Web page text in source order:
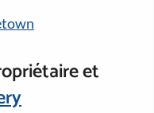
et